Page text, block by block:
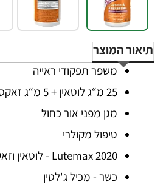
תיאור המוצר
משפר תפקודי ראייה
25 מ“ג לוטאין + 5 מ“ג זאקסנתין
מגן מפני אור כחול
טיפול מקולרי
Lutemax 2020 - לוטאין וזאקסנטין
כשר - מכיל ג'לטין